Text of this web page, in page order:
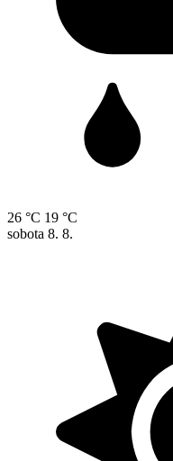
26 °C 19 °C
sobota 8. 8.